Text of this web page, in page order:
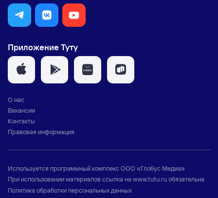
Приложение Туту
О нас
Вакансии
Контакты
Правовая информация
Используется программный комплексООО «Глобус Медиа»
При использовании материалов ссылка на www.tutu.ruобязательна
Политика обработки персональных данных